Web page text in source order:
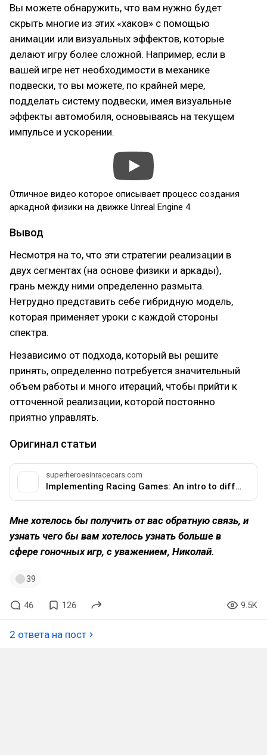
Вы можете обнаружить, что вам нужно будет
скрыть многие из этих «хаков» с помощью
анимации или визуальных эффектов, которые
делают игру более сложной. Например, если в
вашей игре нет необходимости в механике
подвески, то вы можете, по крайней мере,
подделать систему подвески, имея визуальные
эффекты автомобиля, основываясь на текущем
импульсе и ускорении.
Отличное видео которое описывает процесс создания
аркадной физики на движке Unreal Engine 4
Вывод
Несмотря на то, что эти стратегии реализации в
двух сегментах (на основе физики и аркады),
грань между ними определенно размыта.
Нетрудно представить себе гибридную модель,
которая применяет уроки с каждой стороны
спектра.
Независимо от подхода, который вы решите
принять, определенно потребуется значительный
объем работы и много итераций, чтобы прийти к
отточенной реализации, которой постоянно
приятно управлять.
Оригинал статьи
superheroesinracecars.com
Implementing Racing Games: An intro to different approaches and their game design trade-offs
Мне хотелось бы получить от вас обратную связь, и
узнать чего бы вам хотелось узнать больше в
сфере гоночных игр, с уважением, Николай.
39
46 126 9.5K
2 ответа на пост